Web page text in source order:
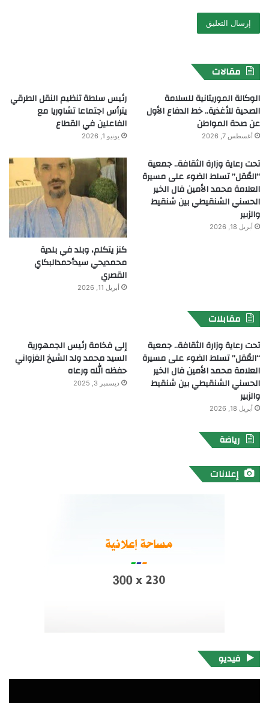
مقالات
الوكالة الموريتانية للسلامة
الصحية للأغذية.. خط الدفاع الأول
عن صحة المواطن
أغسطس 7, 2026
رئيس سلطة تنظيم النقل الطرقي
يترأس اجتماعا تشاوريا مع
الفاعلين في القطاع
يونيو 1, 2026
تحت رعاية وزارة الثقافة.. جمعية
“العُقل” تسلط الضوء على مسيرة
العلامة محمد الأمين فال الخير
الحسني الشنقيطي بين شنقيط
والزبير
أبريل 18, 2026
كنز يتكلم، وبلد في بلدية
محمديحي سيدأحمدالبكاي
القصري
أبريل 11, 2026
مقابلات
تحت رعاية وزارة الثقافة.. جمعية
“العُقل” تسلط الضوء على مسيرة
العلامة محمد الأمين فال الخير
الحسني الشنقيطي بين شنقيط
والزبير
أبريل 18, 2026
إلى فخامة رئيس الجمهورية
السيد محمد ولد الشيخ الغزواني
حفظه الله ورعاه
ديسمبر 3, 2025
رياضة
إعلانات
فيديو